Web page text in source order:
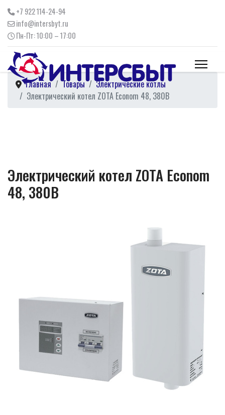
+7 922 114-24-94
info@intersbyt.ru
Пн-Пт: 10:00 – 17:00
Главная Товары
Электрические котлы
Электрический котел ZOTA Econom 48, 380В
Электрический котел ZOTA Econom
48, 380В